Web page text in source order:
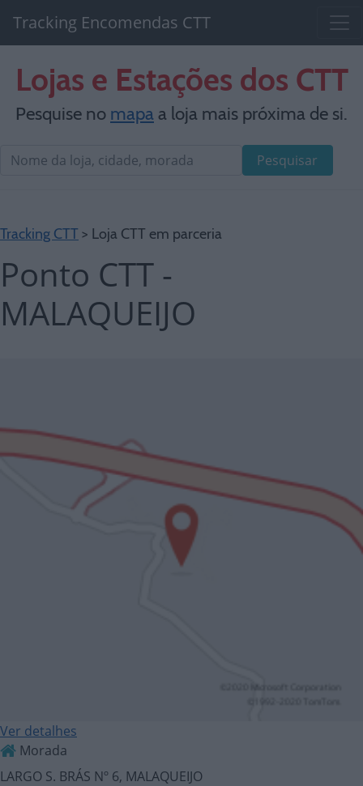
Tracking Encomendas CTT
Lojas e Estações dos CTT
Pesquise no mapaa loja mais próxima de si.
Pesquisar
Tracking CTT > Loja CTT em parceria
Ponto CTT -
MALAQUEIJO
Ver detalhes
Morada
LARGO S. BRÁS Nº 6, MALAQUEIJO